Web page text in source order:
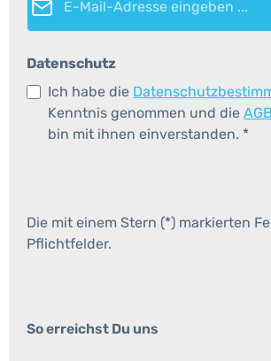
Datenschutz
Ich habe die
Kenntnis genommen und die AGB
bin mit ihnen einverstanden. *
Die mit einem Stern (*) markierten
Pflichtfelder.
So erreichst Du uns